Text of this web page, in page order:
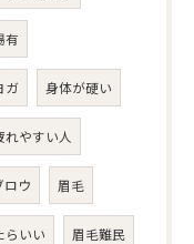
有
ガ 身体が硬い
れやすい人
ロウ 眉毛
らいい 眉毛難民